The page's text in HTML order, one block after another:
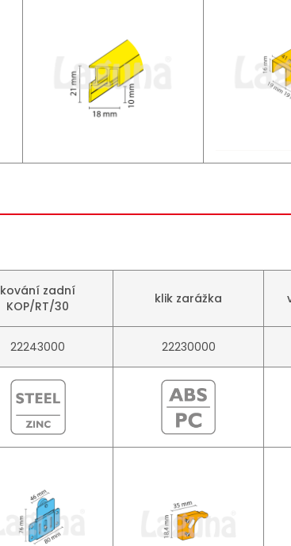
kování zadní
KOP/RT/30
klik zarážka
22243000 22230000